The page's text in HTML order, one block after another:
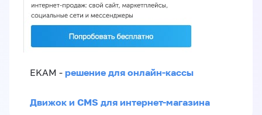
EKAM - решение для онлайн-кассы
Движок и CMS для интернет-магазина